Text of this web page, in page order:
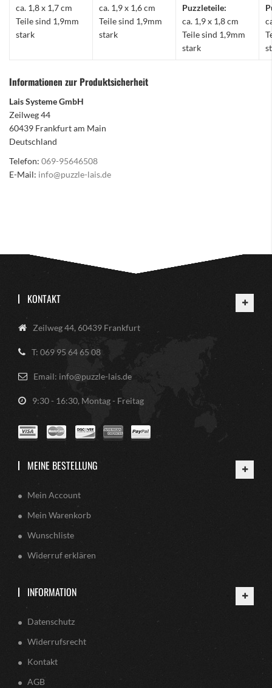
ca. 1,8 x 1,7 cm
Teile sind 1,9mm
stark
ca. 1,9 x 1,6 cm
Teile sind 1,9mm
stark
Puzzleteile:
ca. 1,9 x 1,8 cm
Teile sind 1,9mm
stark
Informationen zur Produktsicherheit
Lais Systeme GmbH
Zeilweg 44
60439 Frankfurt am Main
Deutschland
Telefon: 069-95646508
E-Mail: info@puzzle-lais.de
KONTAKT
Zeilweg 44, 60439 Frankfurt
T: 069 95 64 65 08
Email: info@puzzle-lais.de
9:30 - 16:30, Montag - Freitag
MEINE BESTELLUNG
Mein Account
Mein Warenkorb
Wunschliste
Widerruf erklären
INFORMATION
Datenschutz
Widerrufsrecht
Kontakt
AGB